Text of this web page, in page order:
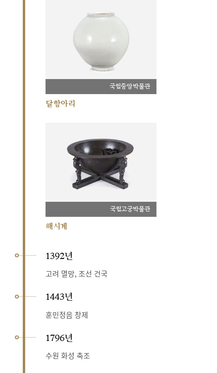
국립중앙박물관
달항아리
국립고궁박물관
해시계
1392년
고려 멸망, 조선 건국
1443년
훈민정음 창제
1796년
수원 화성 축조